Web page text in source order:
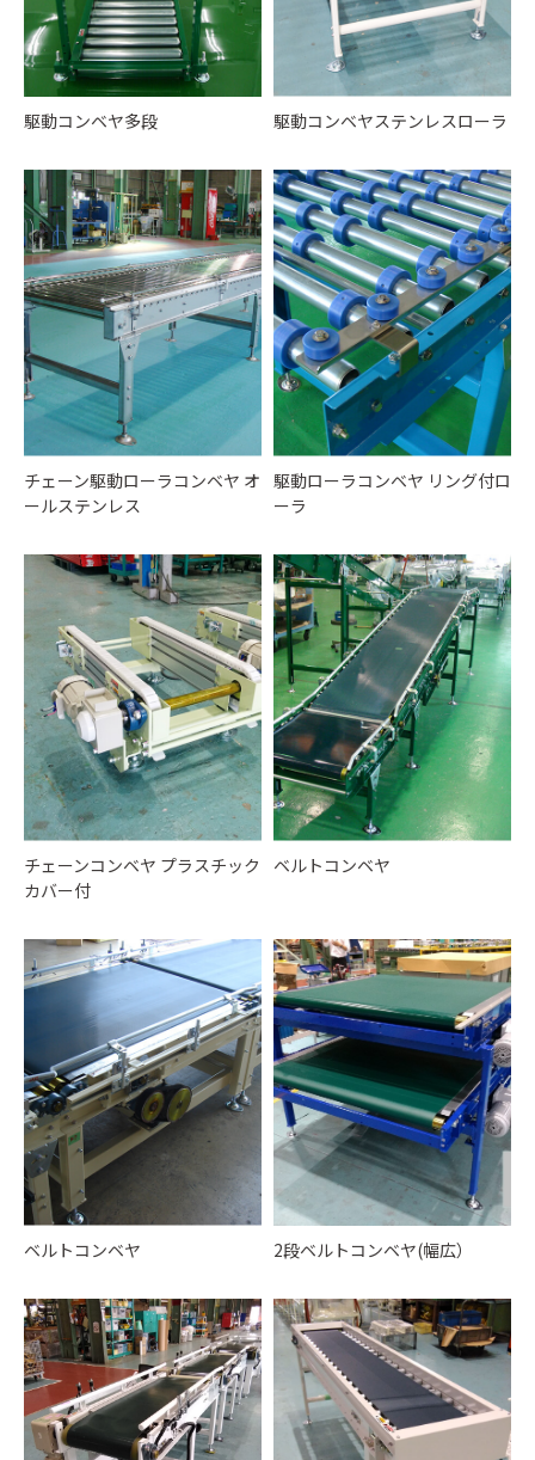
駆動コンベヤ多段 駆動コンベヤステンレスローラ
チェーン駆動ローラコンベヤ オ
ールステンレス
駆動ローラコンベヤ リング付ロ
ーラ
チェーンコンベヤ プラスチック
カバー付
ベルトコンベヤ
ベルトコンベヤ 2段ベルトコンベヤ(幅広）